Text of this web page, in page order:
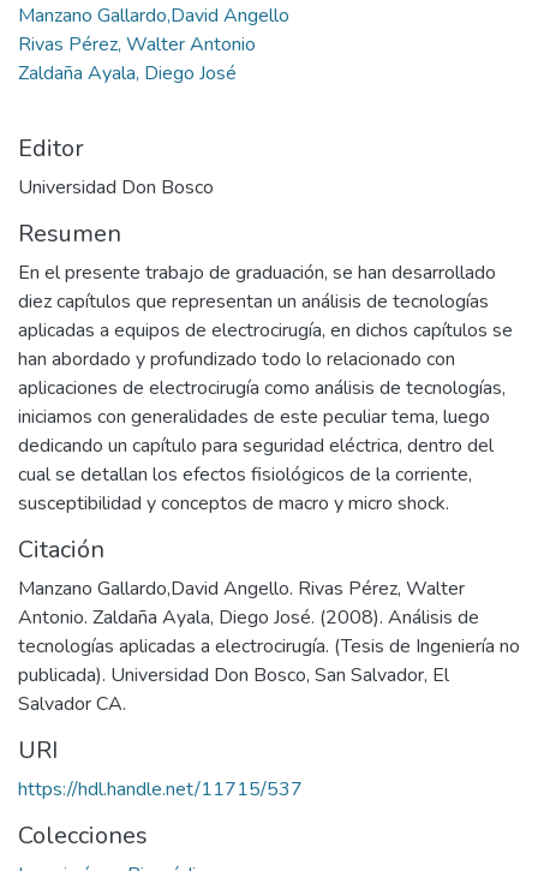
Manzano Gallardo,David Angello
Rivas Pérez, Walter Antonio
Zaldaña Ayala, Diego José
Editor
Universidad Don Bosco
Resumen
En el presente trabajo de graduación, se han desarrollado
diez capítulos que representan un análisis de tecnologías
aplicadas a equipos de electrocirugía, en dichos capítulos se
han abordado y profundizado todo lo relacionado con
aplicaciones de electrocirugía como análisis de tecnologías,
iniciamos con generalidades de este peculiar tema, luego
dedicando un capítulo para seguridad eléctrica, dentro del
cual se detallan los efectos fisiológicos de la corriente,
susceptibilidad y conceptos de macro y micro shock.
Citación
Manzano Gallardo,David Angello. Rivas Pérez, Walter
Antonio. Zaldaña Ayala, Diego José. (2008). Análisis de
tecnologías aplicadas a electrocirugía. (Tesis de Ingeniería no
publicada). Universidad Don Bosco, San Salvador, El
Salvador CA.
URI
https://hdl.handle.net/11715/537
Colecciones